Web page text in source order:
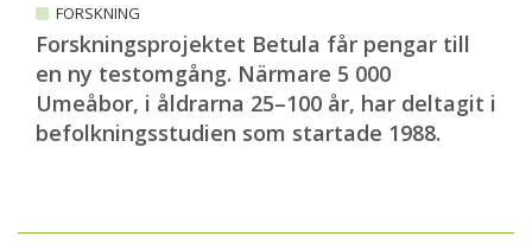
FORSKNING
Forskningsprojektet Betula får pengar till
en ny testomgång. Närmare 5 000
Umeåbor, i åldrarna 25–100 år, har deltagit i
befolkningsstudien som startade 1988.